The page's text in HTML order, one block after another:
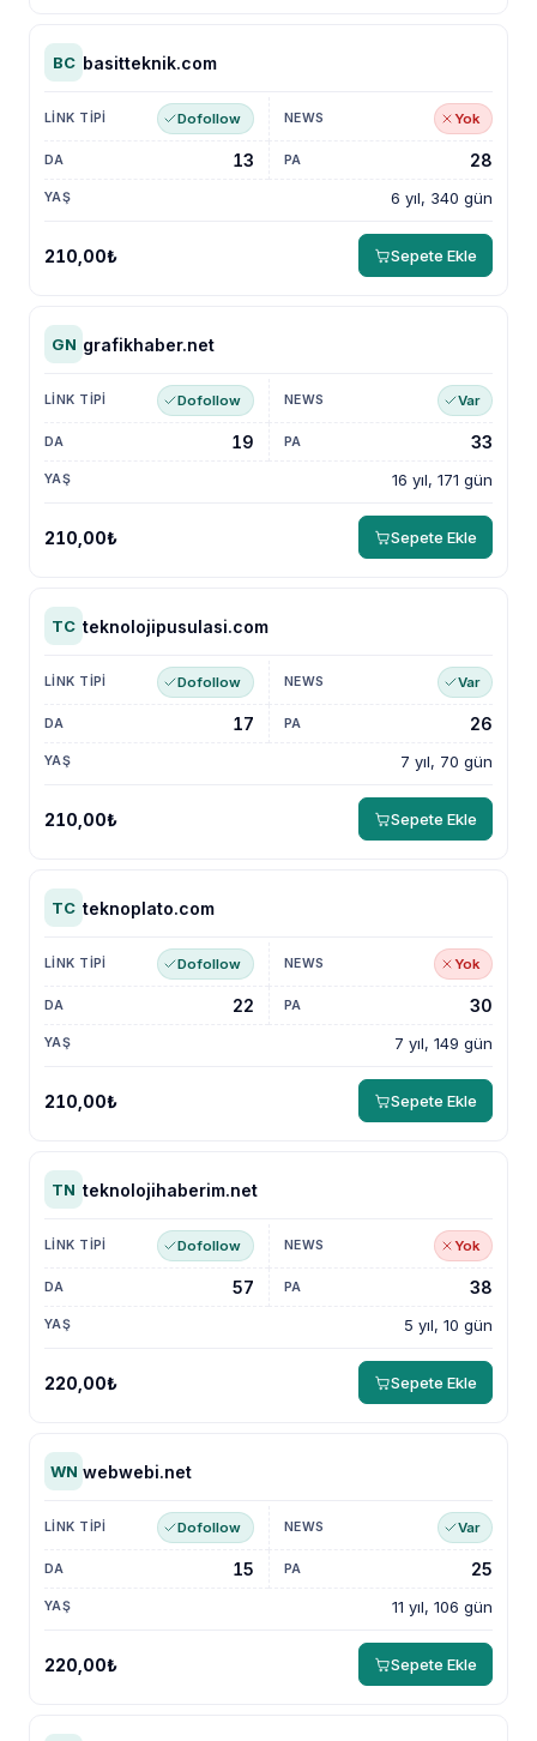
BC basitteknik.com
Dofollow Yok
6 yıl, 340 gün
13 28
210,00₺ Sepete Ekle
GN grafikhaber.net
Dofollow Var
16 yıl, 171 gün
19 33
210,00₺ Sepete Ekle
TC teknolojipusulasi.com
Dofollow Var
7 yıl, 70 gün
17 26
210,00₺ Sepete Ekle
TC teknoplato.com
Dofollow Yok
7 yıl, 149 gün
22 30
210,00₺ Sepete Ekle
TN teknolojihaberim.net
Dofollow Yok
5 yıl, 10 gün
57 38
220,00₺ Sepete Ekle
WN webwebi.net
Dofollow Var
11 yıl, 106 gün
15 25
220,00₺ Sepete Ekle